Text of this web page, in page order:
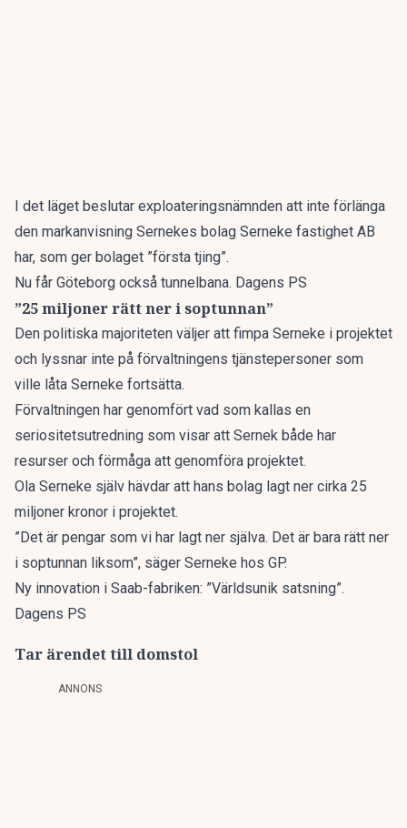
I det läget beslutar exploateringsnämnden att inte förlänga
den markanvisning Sernekes bolag Serneke fastighet AB
har, som ger bolaget ”första tjing”.
Nu får Göteborg också tunnelbana. Dagens PS
”25 miljoner rätt ner i soptunnan”
Den politiska majoriteten väljer att fimpa Serneke i projektet
och lyssnar inte på förvaltningens tjänstepersoner som
ville låta Serneke fortsätta.
Förvaltningen har genomfört vad som kallas en
seriositetsutredning som visar att Sernek både har
resurser och förmåga att genomföra projektet.
Ola Serneke själv hävdar att hans bolag lagt ner cirka 25
miljoner kronor i projektet.
”Det är pengar som vi har lagt ner själva. Det är bara rätt ner
i soptunnan liksom”, säger Serneke hos GP.
Ny innovation i Saab-fabriken: ”Världsunik satsning”.
Dagens PS
Tar ärendet till domstol
ANNONS